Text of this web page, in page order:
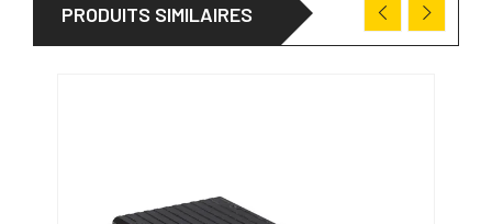
PRODUITS SIMILAIRES